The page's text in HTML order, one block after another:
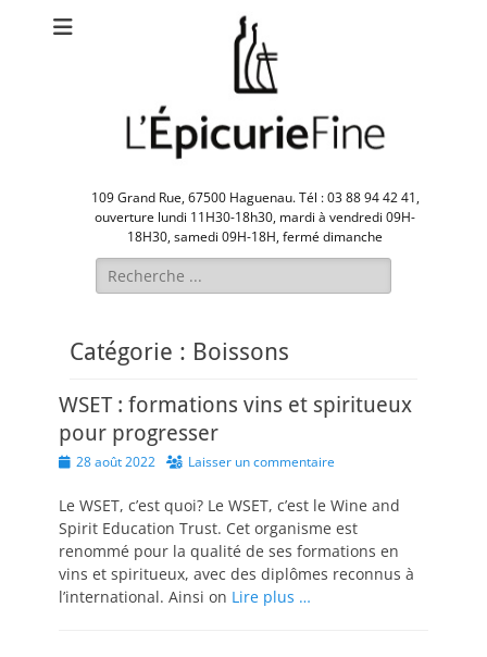
109 Grand Rue, 67500 Haguenau. Tél : 03 88 94 42 41,
ouverture lundi 11H30-18h30, mardi à vendredi 09H-
18H30, samedi 09H-18H, fermé dimanche
Rechercher :
Catégorie : Boissons
WSET : formations vins et spiritueux
pour progresser
Posted
28 août 2022 Laisser un commentaire
Le WSET, c’est quoi? Le WSET, c’est le Wine and
Spirit Education Trust. Cet organisme est
renommé pour la qualité de ses formations en
vins et spiritueux, avec des diplômes reconnus à
l’international. Ainsi on Lire plus …